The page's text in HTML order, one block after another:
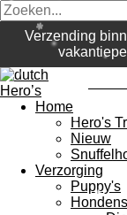
Verzending
Home
Hero's
Nieuw
Verzorging
Puppy's